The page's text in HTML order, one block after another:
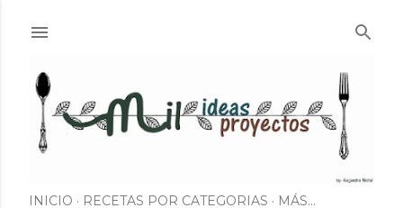
INICIO RECETAS POR CATEGORIAS MÁS…